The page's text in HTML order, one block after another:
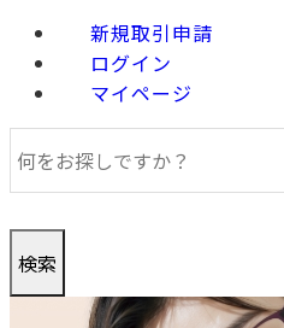
新規取引申請
ログイン
マイページ